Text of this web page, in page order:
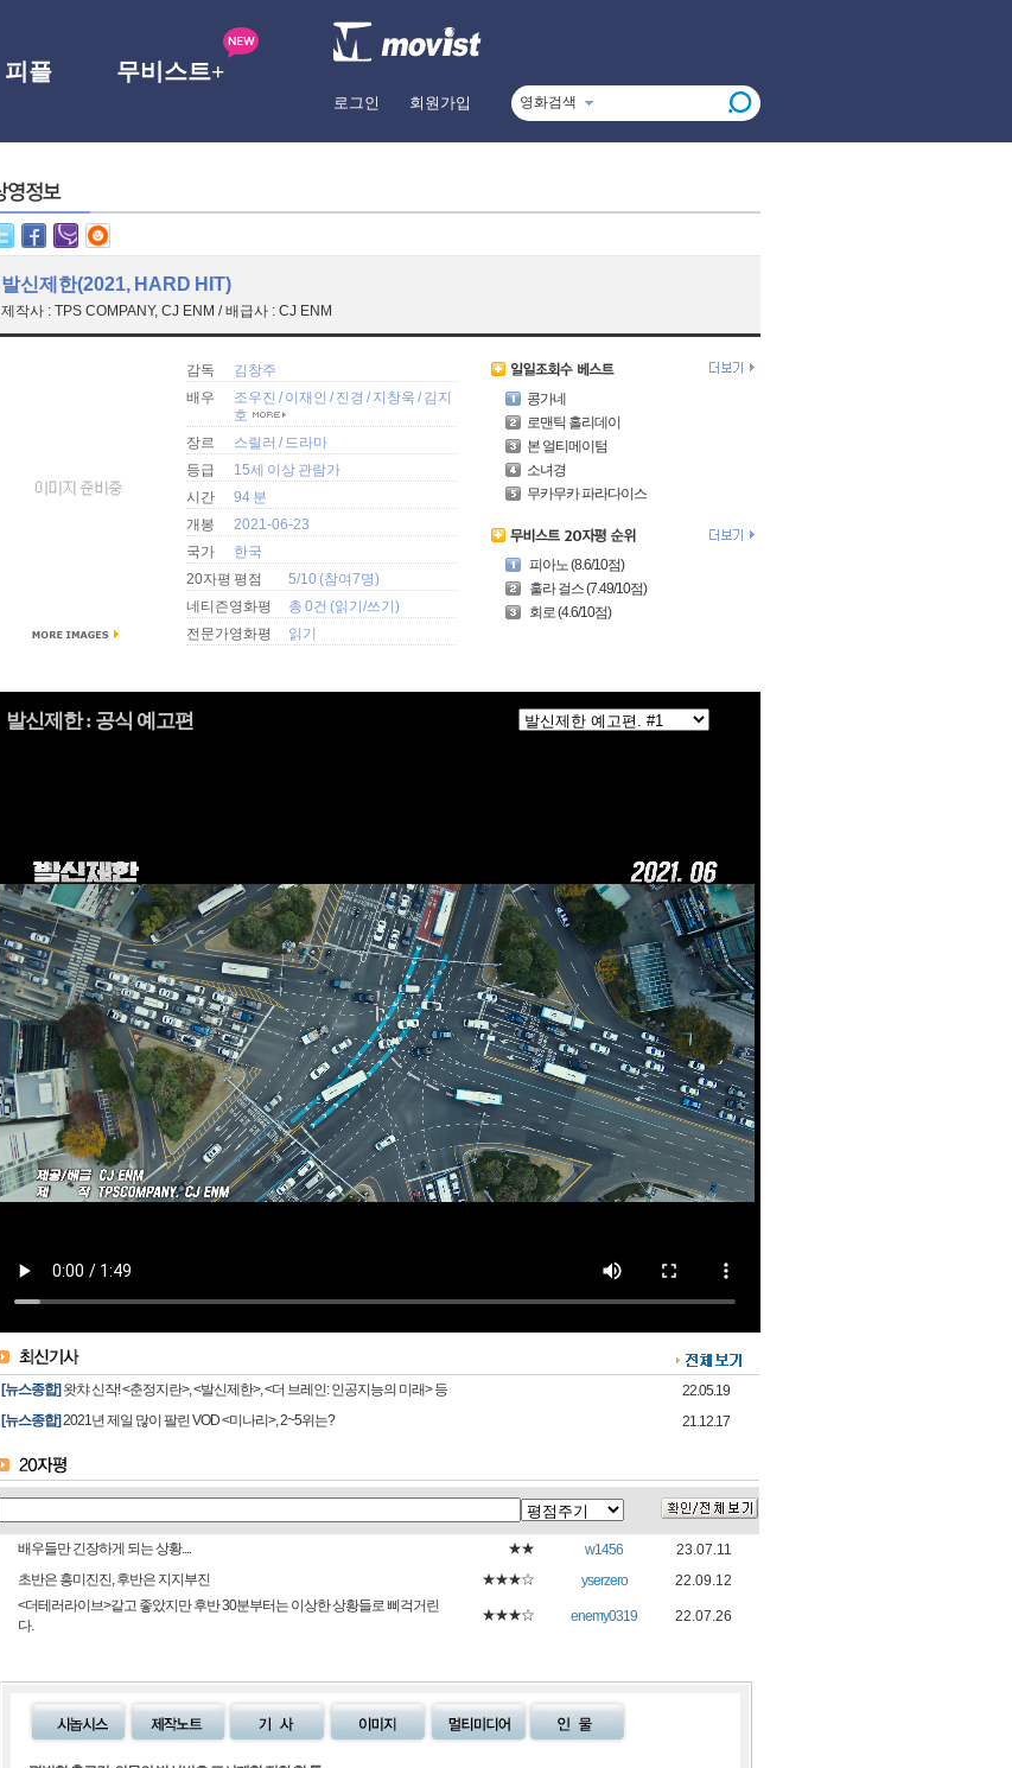
피플 무비스트+
로그인 회원가입 영화검색
발신제한(2021, HARD HIT)
제작사 : TPS COMPANY, CJ ENM / 배급사 : CJ ENM
감독
김창주
배우
조우진 /이재인 /진경 /지창욱 /김지
호
장르
스릴러 /드라마
등급
15세 이상 관람가
시간
94 분
개봉
2021-06-23
국가
한국
20자평 평점
5/10 (참여7명)
네티즌영화평
총 0건 (읽기 /쓰기 )
전문가영화평
읽기
콩가네
로맨틱 홀리데이
본 얼티메이텀
소녀경
무카무카 파라다이스
피아노 (8.6/10점)
훌라 걸스 (7.49/10점)
회로 (4.6/10점)
발신제한 : 공식 예고편
[뉴스종합] 왓챠 신작! <춘정지란>, <발신제한>, <더 브레인: 인공지능의 미래> 등
22.05.19
[뉴스종합] 2021년 제일 많이 팔린 VOD <미나리>, 2~5위는? 21.12.17
배우들만 긴장하게 되는 상황.... ★★ w1456
23.07.11
초반은 흥미진진, 후반은 지지부진
★★★☆ yserzero
22.09.12
<더테러라이브>같고 좋았지만 후반 30분부터는 이상한 상황들로 삐걱거린
다.
★★★☆ enemy0319 22.07.26